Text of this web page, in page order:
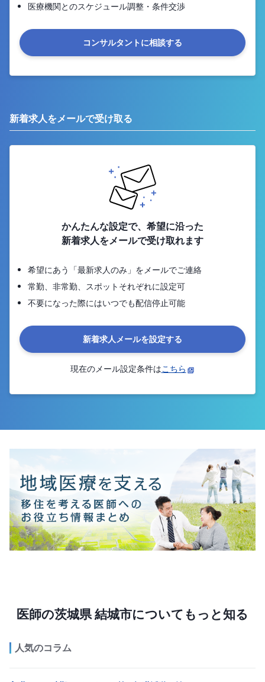
医療機関とのスケジュール調整・条件交渉
コンサルタントに相談する
新着求人をメールで受け取る
かんたんな設定で、希望に沿った
新着求人をメールで受け取れます
希望にあう「最新求人のみ」をメールでご連絡
常勤、非常勤、スポットそれぞれに設定可
不要になった際にはいつでも配信停止可能
新着求人メールを設定する
現在のメール設定条件はこちら
医師の茨城県 結城市についてもっと知る
人気のコラム